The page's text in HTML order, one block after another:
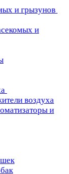
и грызунов
и
воздуха
и